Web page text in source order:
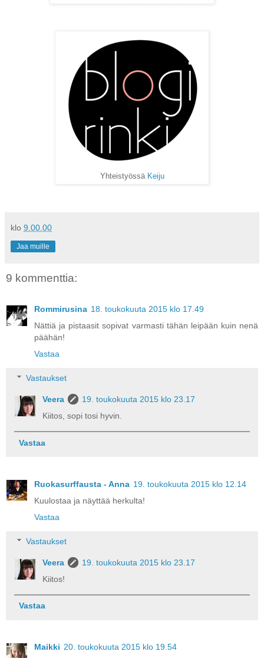
Yhteistyössä Keiju
klo 9.00.00
Jaa muille
9 kommenttia:
Rommirusina 18. toukokuuta 2015 klo 17.49
Nättiä ja pistaasit sopivat varmasti tähän leipään kuin nenä
päähän!
Vastaa
Vastaukset
Veera
19. toukokuuta 2015 klo 23.17
Kiitos, sopi tosi hyvin.
Vastaa
Ruokasurffausta - Anna 19. toukokuuta 2015 klo 12.14
Kuulostaa ja näyttää herkulta!
Vastaa
Vastaukset
Veera
19. toukokuuta 2015 klo 23.17
Kiitos!
Vastaa
Maikki 20. toukokuuta 2015 klo 19.54